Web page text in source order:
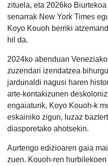
zituela, eta 2026ko
senarrak New York Times
Koyo Kouoh berriki
hil da.
2024ko abenduan
zuzendari izendatzea
jardunaldi nagusi haren
arte-kontakizunen
engaiaturik, Koyo Kouoh-k
eskainiko zigun, luzaz
diasporetako ahotsekin.
Aurtengo edizioaren gaia
zuen. Kouoh-ren